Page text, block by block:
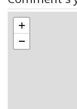
+
−